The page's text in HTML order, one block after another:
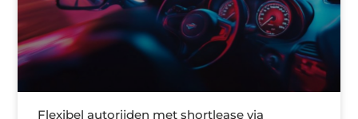
Flexibel autorijden met shortlease via